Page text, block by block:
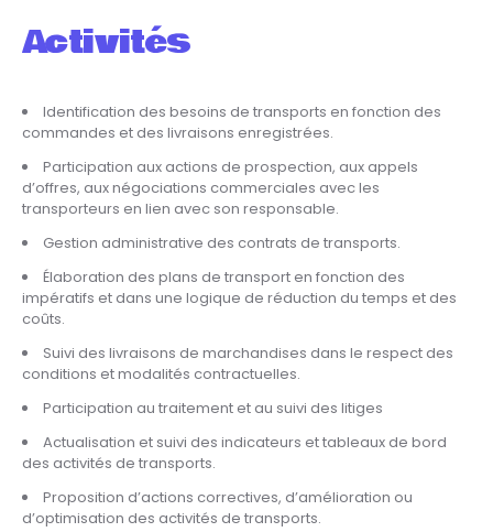
Activités
Identification des besoins de transports en fonction des
commandes et des livraisons enregistrées.
Participation aux actions de prospection, aux appels
d’offres, aux négociations commerciales avec les
transporteurs en lien avec son responsable.
Gestion administrative des contrats de transports.
Élaboration des plans de transport en fonction des
impératifs et dans une logique de réduction du temps et des
coûts.
Suivi des livraisons de marchandises dans le respect des
conditions et modalités contractuelles.
Participation au traitement et au suivi des litiges
Actualisation et suivi des indicateurs et tableaux de bord
des activités de transports.
Proposition d’actions correctives, d’amélioration ou
d’optimisation des activités de transports.